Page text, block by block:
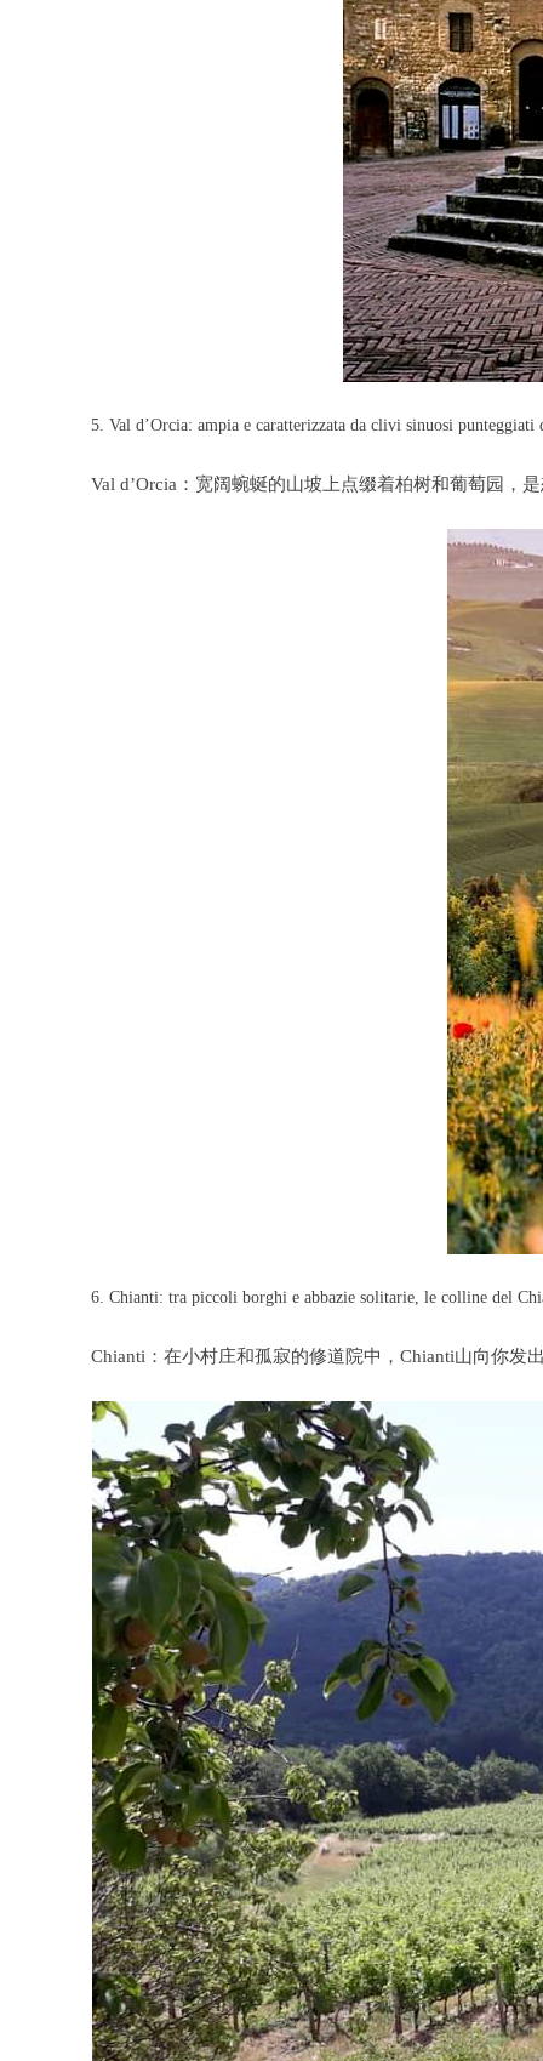
5. Val d’Orcia: ampia e caratterizzata da clivi sinuosi
Val d’Orcia：宽阔蜿蜒的山坡上点缀着柏树和葡萄园，
6. Chianti: tra piccoli borghi e abbazie solitarie, le colline del
Chianti：在小村庄和孤寂的修道院中，Chianti山向你发